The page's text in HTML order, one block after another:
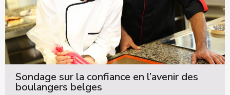
Sondage sur la confiance en l’avenir des
boulangers belges